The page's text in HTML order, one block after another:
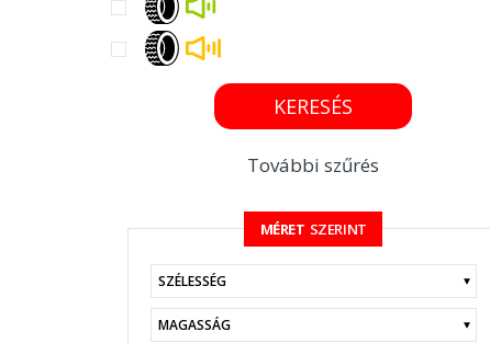
KERESÉS
További szűrés
MÉRET SZERINT